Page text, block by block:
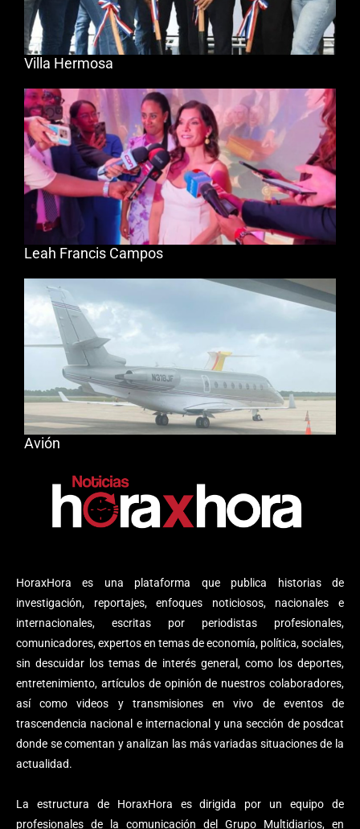
HoraxHora es una plataforma que publica historias de
investigación, reportajes, enfoques noticiosos, nacionales e
internacionales, escritas por periodistas profesionales,
comunicadores, expertos en temas de economía, política, sociales,
sin descuidar los temas de interés general, como los deportes,
entretenimiento, artículos de opinión de nuestros colaboradores,
así como videos y transmisiones en vivo de eventos de
trascendencia nacional e internacional y una sección de posdcat
donde se comentan y analizan las más variadas situaciones de la
actualidad.
La estructura de HoraxHora es dirigida por un equipo de
profesionales de la comunicación del Grupo Multidiarios, en
Villa Hermosa
Leah Francis Campos
Avión